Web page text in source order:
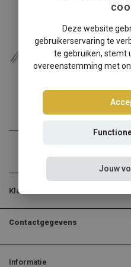
BMW 3-
BMW 3-Serie
€340,00
Klantenservice
Contactgegevens
Informatie
Deze website
gebruikerservaring te
te gebruiken, stemt
overeenstemming met
Jouw